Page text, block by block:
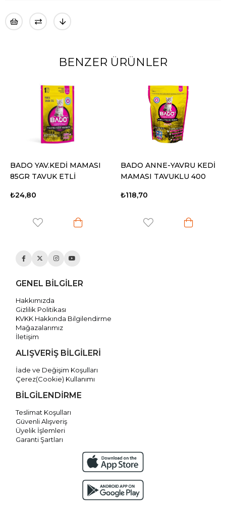
BENZER ÜRÜNLER
BADO YAV.KEDİ MAMASI
85GR TAVUK ETLİ
₺24,80
BADO ANNE-YAVRU KEDİ
MAMASI TAVUKLU 400
₺118,70
GENEL BİLGİLER
Hakkımızda
Gizlilik Politikası
KVKK Hakkında Bilgilendirme
Mağazalarımız
İletişim
ALIŞVERİŞ BİLGİLERİ
İade ve Değişim Koşulları
Çerez(Cookie) Kullanımı
BİLGİLENDİRME
Teslimat Koşulları
Güvenli Alışveriş
Üyelik İşlemleri
Garanti Şartları